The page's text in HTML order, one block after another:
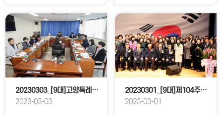
20230303_[9대]고양특례시의회 청년정책특별위원회 제1차 회의
2023-03-03
20230301_[9대]제104주년 3.1절 기념행사
2023-03-01